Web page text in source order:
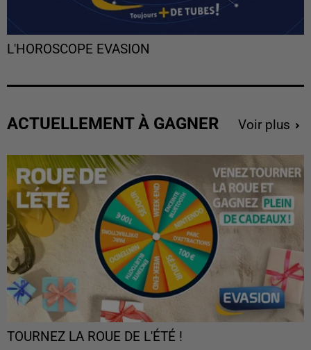
L'HOROSCOPE EVASION
ACTUELLEMENT À GAGNER Voir plus
TOURNEZ LA ROUE DE L'ÉTÉ !